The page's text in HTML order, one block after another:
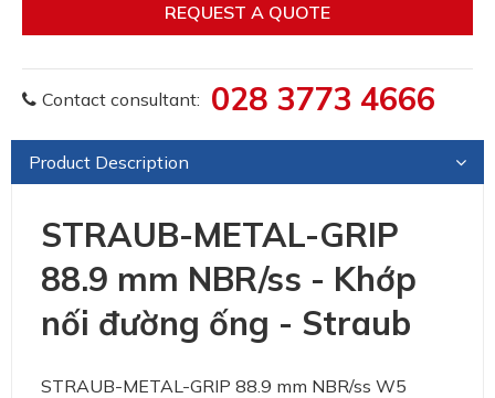
REQUEST A QUOTE
Contact consultant: 028 3773 4666
Product Description
STRAUB-METAL-GRIP
88.9 mm NBR/ss - Khớp
nối đường ống - Straub
STRAUB-METAL-GRIP 88.9 mm NBR/ss W5